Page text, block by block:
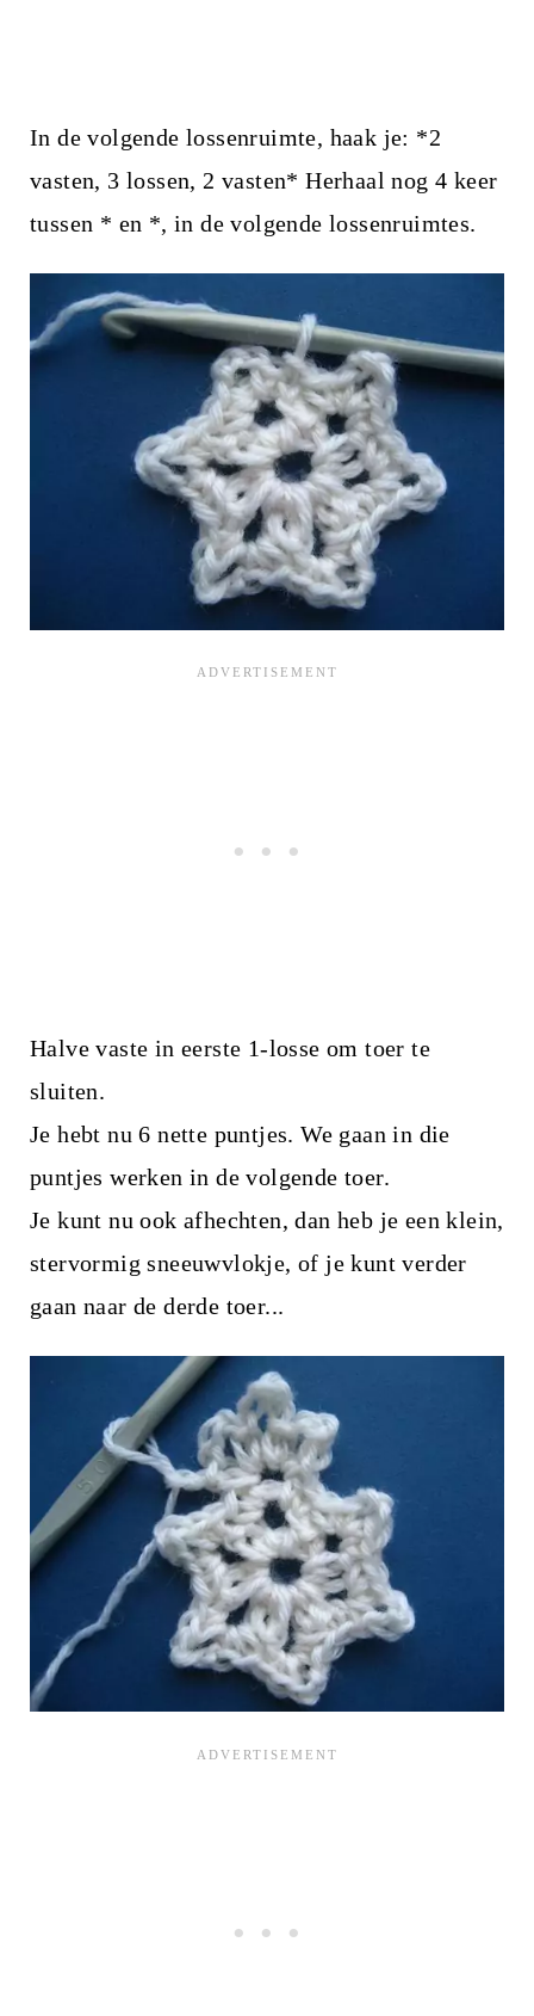
In de volgende lossenruimte, haak je: *2
vasten, 3 lossen, 2 vasten* Herhaal nog 4 keer
tussen * en *, in de volgende lossenruimtes.
Halve vaste in eerste 1-losse om toer te
sluiten.
Je hebt nu 6 nette puntjes. We gaan in die
puntjes werken in de volgende toer.
Je kunt nu ook afhechten, dan heb je een klein,
stervormig sneeuwvlokje, of je kunt verder
gaan naar de derde toer...